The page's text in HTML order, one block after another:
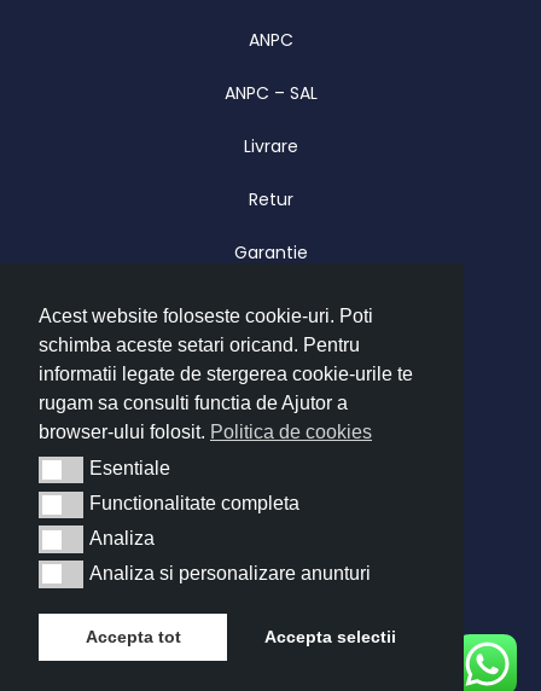
Acest website foloseste cookie-uri. Poti
schimba aceste setari oricand. Pentru
informatii legate de stergerea cookie-urile te
rugam sa consulti functia de Ajutor a
browser-ului folosit. Politica de cookies
EsentialeEsentiale
Functionalitate completa
Functionalitate completa
AnalizaAnaliza
Analiza si personalizare anunturi
Analiza si personalizare anunturi
Accepta tot Accepta selectii
ANPC
ANPC – SAL
Livrare
Retur
Garantie
CONTACT
Luni – Vineri 09.00 – 17.00
office@imatrend.ro
+40 755 622 628
Copyright © 2026 IMA Trend